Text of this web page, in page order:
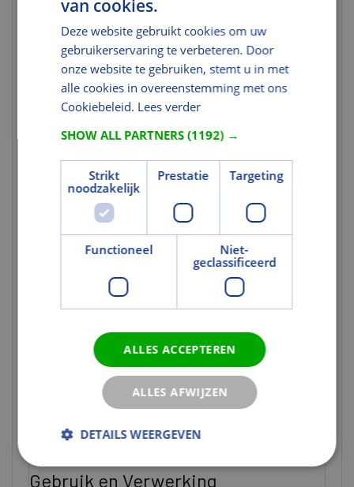
Afwerking
rechten voor dit gegeven.
Milieuprestaties
Milieucertificering
FSC
FSC Certificaat
U heeft niet de juiste
Normering en certificering
Stabiliteitsklasse
Indicatie KOMO Keurmerk
U heeft niet de juiste
rechten voor dit gegeven.
Uitvoering
Opdek
Met glasopening
Ja
Type deur
Paneeldeur
Gebruik en Verwerking
van cookies.
Deze website gebruikt cookies om uw
gebruikerservaring te verbeteren. Door
onze website te gebruiken, stemt u in met
alle cookies in overeenstemming met ons
Cookiebeleid. Lees verder
SHOW ALL PARTNERS(1192) →
Strikt
noodzakelijk
Prestatie Targeting
Functioneel
Niet-
geclassificeerd
ALLES ACCEPTEREN
ALLES AFWIJZEN
DETAILS WEERGEVEN